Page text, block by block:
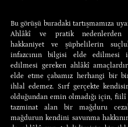
Bu görüşü buradaki tartışmamıza
Ahlâkî ve pratik nedenlerden
hakkaniyet ve şüphelilerin
infazcının bilgisi elde edilmesi
edilmesi gereken ahlâkî
elde etme çabamız herhangi bir
ihlal edemez. Sırf gerçekte
olduğundan emin olmadığı için, fiilî
tazminat alan bir mağduru
mağdurun kendini savunma